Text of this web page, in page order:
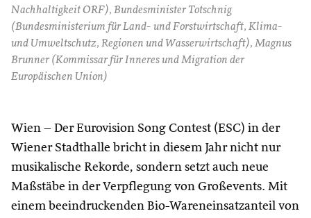
Nachhaltigkeit ORF), Bundesminister Totschnig
(Bundesministerium für Land- und Forstwirtschaft, Klima-
und Umweltschutz, Regionen und Wasserwirtschaft), Magnus
Brunner (Kommissar für Inneres und Migration der
Europäischen Union)
Wien – Der Eurovision Song Contest (ESC) in der
Wiener Stadthalle bricht in diesem Jahr nicht nur
musikalische Rekorde, sondern setzt auch neue
Maßstäbe in der Verpflegung von Großevents. Mit
einem beeindruckenden Bio-Wareneinsatzanteil von